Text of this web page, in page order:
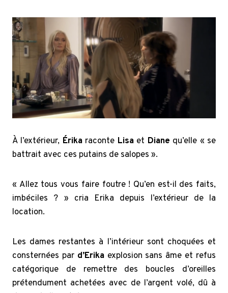
À l’extérieur, Érika raconte Lisa et Diane qu’elle « se
battrait avec ces putains de salopes ».
« Allez tous vous faire foutre ! Qu’en est-il des faits,
imbéciles ? » cria Erika depuis l’extérieur de la
location.
Les dames restantes à l’intérieur sont choquées et
consternées par d’Erikaexplosion sans âme et refus
catégorique de remettre des boucles d’oreilles
prétendument achetées avec de l’argent volé, dû à